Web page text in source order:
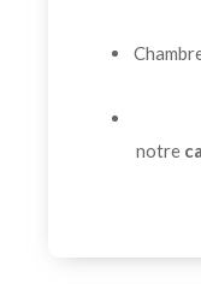
notre